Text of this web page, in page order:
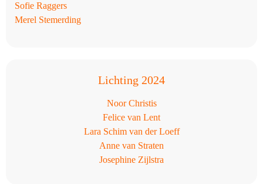
Sofie Raggers
Merel Stemerding
Lichting 2024
Noor Christis
Felice van Lent
Lara Schim van der Loeff
Anne van Straten
Josephine Zijlstra